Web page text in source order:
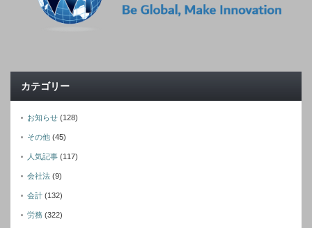
カテゴリー
お知らせ (128)
その他 (45)
人気記事 (117)
会社法 (9)
会計 (132)
労務 (322)